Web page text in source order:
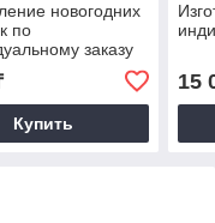
новогодних
по
заказу
Купить
15